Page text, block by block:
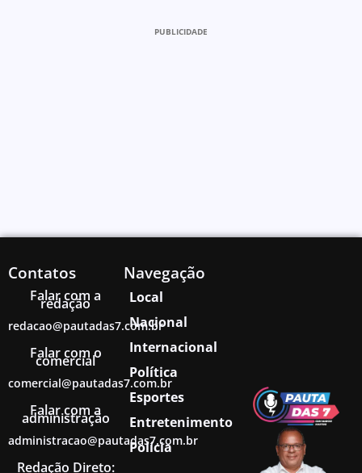
PUBLICIDADE
Contatos
Falar com a
redação
redacao@pautadas7.com.br
Falar com o
comercial
comercial@pautadas7.com.br
Falar com a
administração
administracao@pautadas7.com.br
Redação Direto:
Navegação
Local
Nacional
Internacional
Política
Esportes
Entretenimento
Polícia